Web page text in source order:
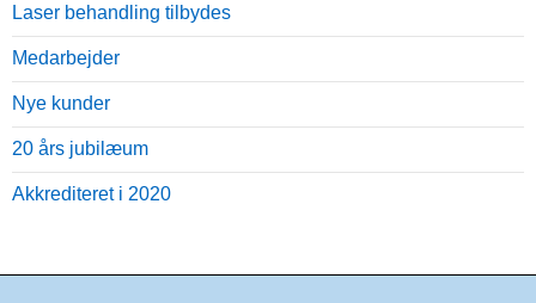
Laser behandling tilbydes
Medarbejder
Nye kunder
20 års jubilæum
Akkrediteret i 2020